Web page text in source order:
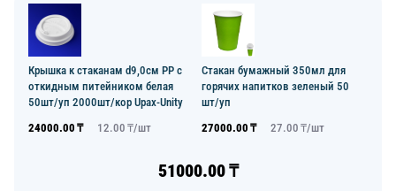
Крышка к стаканам d9,0см PP с
откидным питейником белая
50шт/уп 2000шт/кор Upax-Unity
24000.00 ₸ 12.00 ₸/шт
Стакан бумажный 350мл для
горячих напитков зеленый 50
шт/уп
27000.00 ₸ 27.00 ₸/шт
51000.00₸